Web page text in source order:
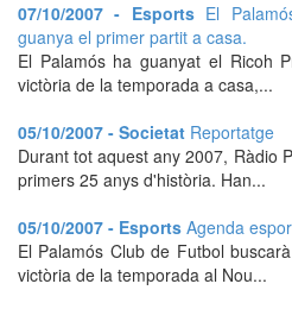
07/10/2007 - Esports El
guanya el primer partit a casa.
El Palamós ha guanyat el Ricoh
victòria de la temporada a casa,...
05/10/2007 - Societat Reportatge
Durant tot aquest any 2007, Ràdio
primers 25 anys d'història. Han...
05/10/2007 - Esports Agenda
El Palamós Club de Futbol
victòria de la temporada al Nou...